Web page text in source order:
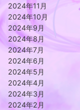
2024年11月
2024年10月
2024年9月
2024年8月
2024年7月
2024年6月
2024年5月
2024年4月
2024年3月
2024年2月